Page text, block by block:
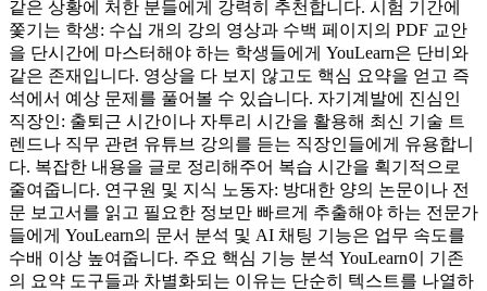
같은 상황에 처한 분들에게 강력히 추천합니다. 시험 기간에
쫓기는 학생: 수십 개의 강의 영상과 수백 페이지의 PDF 교안
을 단시간에 마스터해야 하는 학생들에게 YouLearn은 단비와
같은 존재입니다. 영상을 다 보지 않고도 핵심 요약을 얻고 즉
석에서 예상 문제를 풀어볼 수 있습니다. 자기계발에 진심인
직장인: 출퇴근 시간이나 자투리 시간을 활용해 최신 기술 트
렌드나 직무 관련 유튜브 강의를 듣는 직장인들에게 유용합니
다. 복잡한 내용을 글로 정리해주어 복습 시간을 획기적으로
줄여줍니다. 연구원 및 지식 노동자: 방대한 양의 논문이나 전
문 보고서를 읽고 필요한 정보만 빠르게 추출해야 하는 전문가
들에게 YouLearn의 문서 분석 및 AI 채팅 기능은 업무 속도를
수배 이상 높여줍니다. 주요 핵심 기능 분석 YouLearn이 기존
의 요약 도구들과 차별화되는 이유는 단순히 텍스트를 나열하